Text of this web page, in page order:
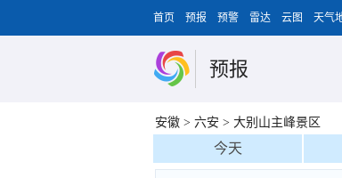
首页 预报 预警 雷达 云图 天气
预报
安徽 > 六安 > 大别山主峰景区
今天